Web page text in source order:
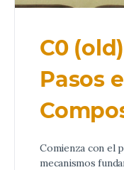
C0
Pasos
Comienza con el
mecanismos